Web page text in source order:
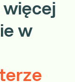
więcej
w